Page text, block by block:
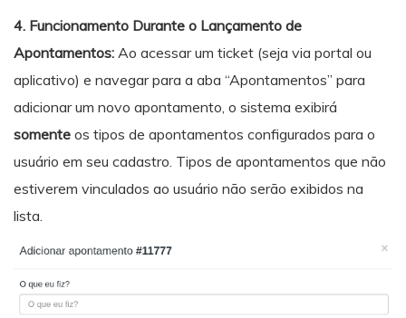
4. Funcionamento Durante o Lançamento de
Apontamentos: Ao acessar um ticket (seja via portal ou
aplicativo) e navegar para a aba “Apontamentos” para
adicionar um novo apontamento, o sistema exibirá
somente os tipos de apontamentos configurados para o
usuário em seu cadastro. Tipos de apontamentos que não
estiverem vinculados ao usuário não serão exibidos na
lista.